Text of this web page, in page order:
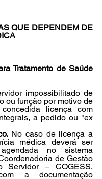
QUE DEPENDEM DE
Tratamento de Saúde
impossibilitado de
ou função por motivo de
licença com
a pedido ou "ex
No caso de licença a
médica deverá ser
agendada no sistema
de Gestão
Servidor – COGESS,
a documentação